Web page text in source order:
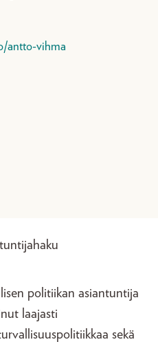
antto-vihma
politiikan asiantuntija
laajasti
sekä